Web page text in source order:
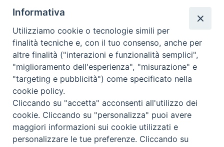
Giorni ed Orari Apertura Uffici:
Lunedì e Mercoledì ore 09:00 – 13:00
Uffici Matrimoni:
Lunedì e Mercoledì ore 09:30 – 12:30
seguici su
Channel
Informativa Privacy
COPYRIGHT © 2013-2025
Informativa
Utilizziamo cookie o tecnologie simili per
finalità tecniche e, con il tuo consenso, anche per
altre finalità ("interazioni e funzionalità semplici",
"miglioramento dell'esperienza", "misurazione" e
"targeting e pubblicità") come specificato nella
cookie policy.
Cliccando su "accetta" acconsenti all'utilizzo dei
cookie. Cliccando su "personalizza" puoi avere
maggiori informazioni sui cookie utilizzati e
personalizzare le tue preferenze. Cliccando su